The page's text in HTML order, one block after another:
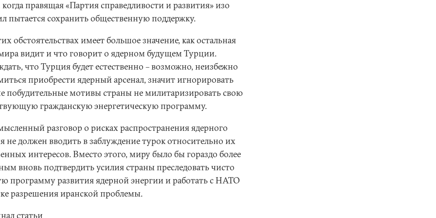
правящая «Партия справедливости и развития» изо
пытается сохранить общественную поддержку.
обстоятельствах имеет большое значение, как остальная
видит и что говорит о ядерном будущем Турции.
что Турция будет естественно – возможно, неизбежно
приобрести ядерный арсенал, значит игнорировать
побудительные мотивы страны не милитаризировать свою
гражданскую энергетическую программу.
разговор о рисках распространения ядерного
не должен вводить в заблуждение турок относительно их
интересов. Вместо этого, миру было бы гораздо более
вновь подтвердить усилия страны преследовать чисто
программу развития ядерной энергии и работать с НАТО
разрешения иранской проблемы.
статьи